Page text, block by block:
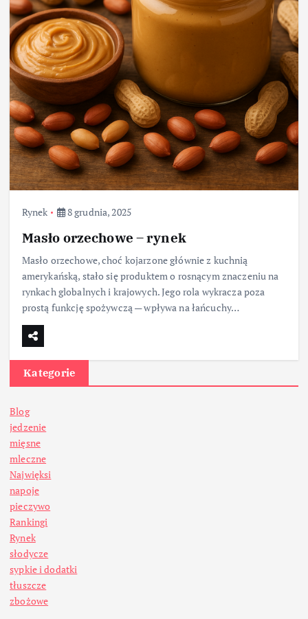
Rynek 8 grudnia, 2025
Masło orzechowe – rynek
Masło orzechowe, choć kojarzone głównie z kuchnią
amerykańską, stało się produktem o rosnącym znaczeniu na
rynkach globalnych i krajowych. Jego rola wykracza poza
prostą funkcję spożywczą — wpływa na łańcuchy…
Kategorie
Blog
jedzenie
mięsne
mleczne
Najwięksi
napoje
pieczywo
Rankingi
Rynek
słodycze
sypkie i dodatki
tłuszcze
zbożowe